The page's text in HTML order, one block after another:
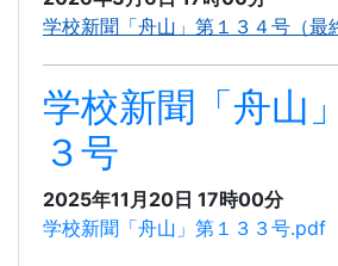
学校新聞「舟山」第１３４号（最
学校新聞「舟山
３号
2025年11月20日 17時00分
学校新聞「舟山」第１３３号.pdf